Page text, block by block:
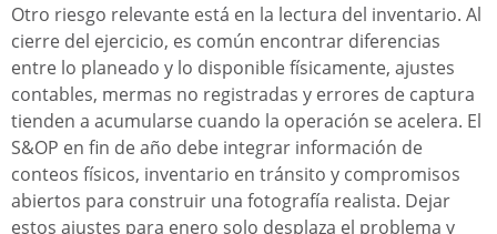
Otro riesgo relevante está en la lectura del inventario. Al
cierre del ejercicio, es común encontrar diferencias
entre lo planeado y lo disponible físicamente, ajustes
contables, mermas no registradas y errores de captura
tienden a acumularse cuando la operación se acelera. El
S&OP en fin de año debe integrar información de
conteos físicos, inventario en tránsito y compromisos
abiertos para construir una fotografía realista. Dejar
estos ajustes para enero solo desplaza el problema y